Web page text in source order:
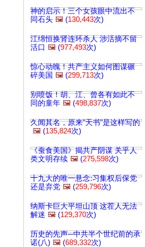
神的启示！三个女孩眼中流出不
同石头 🖼️ (130,443次)
江绵恒换肾连环杀人 涉活摘不留
活口 🖼️ (977,493次)
惊心动魄！共产主义如何图谋碾
碎美国 🖼️ (299,713次)
别喷饭！胡、江、曾各有如此不
同的童年 🖼️ (498,837次)
久闻其名，原来"天书"是这样写的
🖼️ (135,824次)
《蚕食美国》揭共产阴谋 关乎人
类文明存续 🖼️ (275,598次)
十九大的唯一悬念:习集权后保党
还是弃党 🖼️ (259,796次)
纳斯卡巨大平坦山顶 这茬人无法
解迷 🖼️ (129,370次)
历史的先声─中共半个世纪前的承
诺(八) 🖼️ (689,332次)